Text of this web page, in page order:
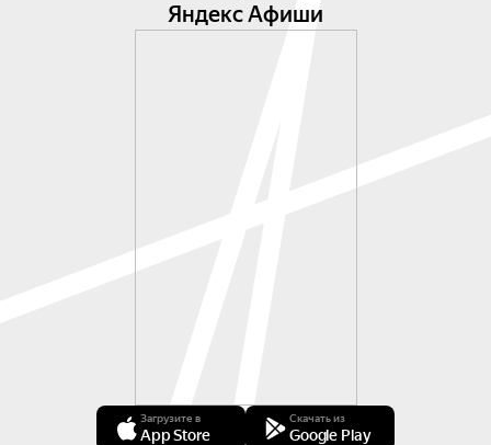
Яндекс Афиши
Загрузите в
App Store
Скачать из
Google Play